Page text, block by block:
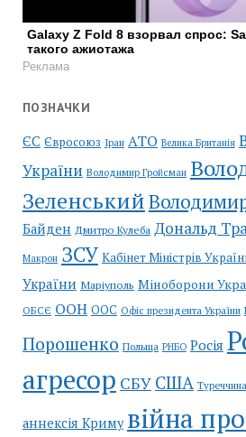
Galaxy Z Fold 8 взорвал спрос:
такого ажиотажа
Реклама
ПОЗНАЧКИ
ЄС Євросоюз Іран АТО Велика Британія
України Володимир Гройсман
Зеленський
Байден Дмитро Кулеба Дональд
Макрон ЗСУ Кабінет Міністрів
України Маріуполь Міноборони
ОБСЄ ООН ООС Офіс президента України
Порошенко Польща РНБО Росія
агресор СБУ США Туреччина
аннексія Криму війна